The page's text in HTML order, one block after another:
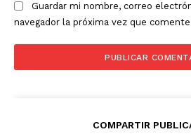
Guardar mi nombre, correo
navegador la próxima vez que
COMPARTIR